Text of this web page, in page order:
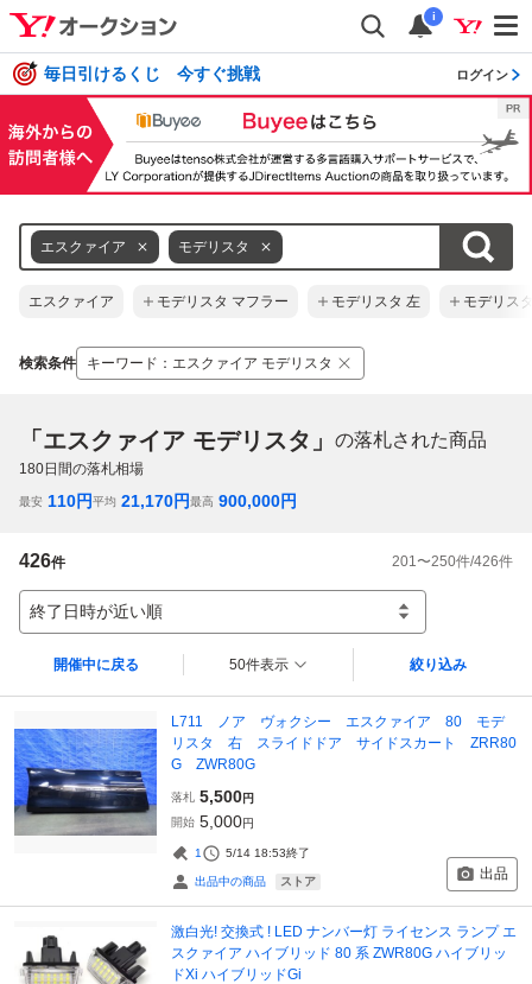
i
毎日引けるくじ 今すぐ挑戦 ログイン
エスクァイア モデリスタ
エスクァイア モデリスタ マフラー モデリスタ 左 モデリス
検索条件 キーワード ： エスクァイア モデリスタ
「エスクァイア モデリスタ」 の落札された商品
180日間の落札相場
最安 110円平均 21,170円最高 900,000円
426件 201 〜250件/426件
終了日時が近い順
開催中に戻る 50件表示 絞り込み
L711 ノア ヴォクシー エスクァイア 80 モデ
リスタ 右 スライドドア サイドスカート ZRR80
G ZWR80G
落札 5,500円
開始 5,000円
1 5/14 18:53終了
出品中の商品 ストア 出品
激白光! 交換式 ! LED ナンバー灯 ライセンス ランプ エ
スクァイア ハイブリッド 80 系 ZWR80G ハイブリッ
ドXi ハイブリッドGi